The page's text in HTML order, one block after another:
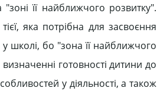
її найближчого розвитку".
яка потрібна для засвоєння
школі, бо "зона її найближчого
готовності дитини до
у діяльності, а також